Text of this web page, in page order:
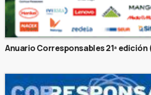
Anuario Corresponsables 21ª edición